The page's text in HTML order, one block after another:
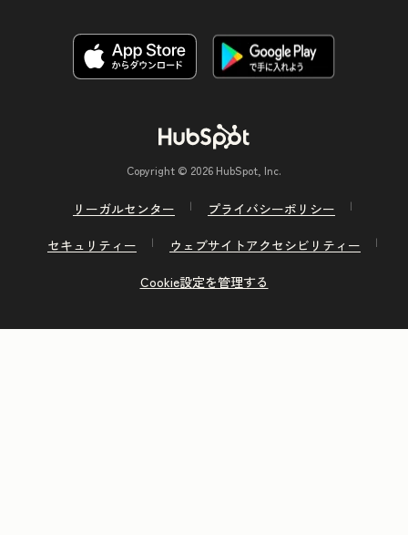
Copyright © 2026 HubSpot, Inc.
リーガルセンター
プライバシーポリシー
セキュリティー
ウェブサイトアクセシビリティー
Cookie設定を管理する